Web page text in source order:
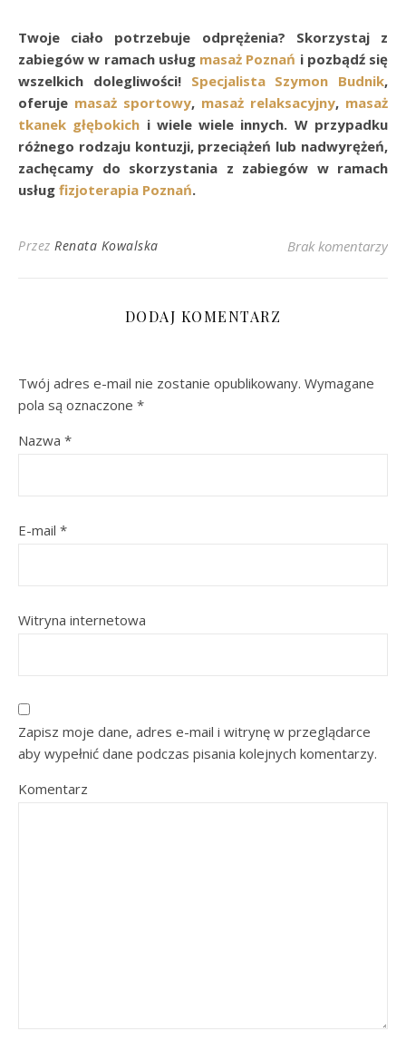
Twoje ciało potrzebuje odprężenia? Skorzystaj z
zabiegów w ramach usługmasaż Poznań i pozbądź się
wszelkich dolegliwości!Specjalista Szymon Budnik,
oferuje masaż sportowy, masaż relaksacyjny, masaż
tkanek głębokich i wiele wiele innych. W przypadku
różnego rodzaju kontuzji, przeciążeń lub nadwyrężeń,
zachęcamy do skorzystania z zabiegów w ramach
usług fizjoterapia Poznań.
Przez Renata Kowalska Brak komentarzy
DODAJ KOMENTARZ
Twój adres e-mail nie zostanie opublikowany. Wymagane
pola są oznaczone *
Nazwa *
E-mail *
Witryna internetowa
Zapisz moje dane, adres e-mail i witrynę w przeglądarce
aby wypełnić dane podczas pisania kolejnych komentarzy.
Komentarz